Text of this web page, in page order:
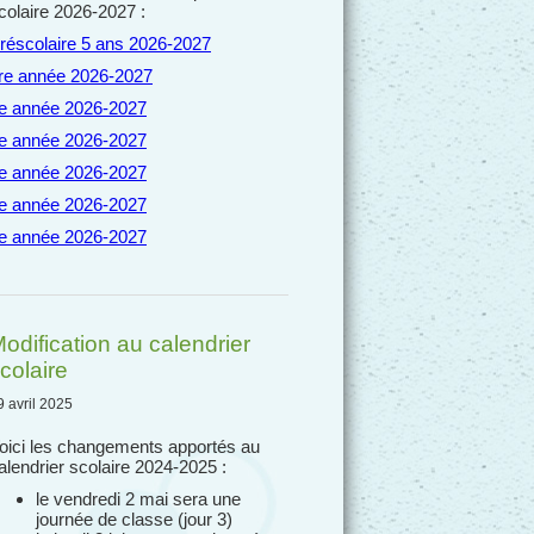
2026-2027 :
5 ans 2026-2027
année 2026-2027
année 2026-2027
année 2026-2027
année 2026-2027
année 2026-2027
année 2026-2027
au calendrier
avril 2025
les changements apportés au
scolaire 2024-2025 :
le vendredi 2 mai sera une
journée de classe (jour 3)